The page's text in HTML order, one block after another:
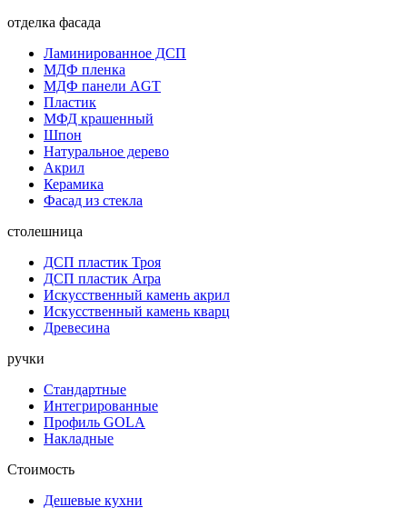
отделка фасада
Ламинированное ДСП
МДФ пленка
МДФ панели AGT
Пластик
МФД крашенный
Шпон
Натуральное дерево
Акрил
Керамика
Фасад из стекла
столешница
ДСП пластик Троя
ДСП пластик Arpa
Искусственный камень акрил
Искусственный камень кварц
Древесина
ручки
Стандартные
Интегрированные
Профиль GOLA
Накладные
Стоимость
Дешевые кухни